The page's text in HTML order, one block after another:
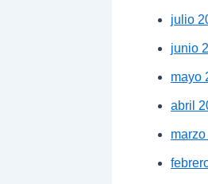
julio
junio
mayo
abril